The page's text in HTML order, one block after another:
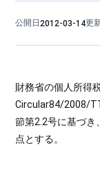
公開日2012-03-14更
財務省の個人所得
Circular84/2008/
節第2.2号に基づき
点とする。